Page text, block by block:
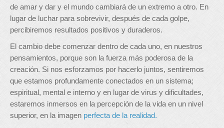
de amar y dar y el mundo cambiará de un extremo a otro. En
lugar de luchar para sobrevivir, después de cada golpe,
percibiremos resultados positivos y duraderos.
El cambio debe comenzar dentro de cada uno, en nuestros
pensamientos, porque son la fuerza más poderosa de la
creación. Si nos esforzamos por hacerlo juntos, sentiremos
que estamos profundamente conectados en un sistema;
espiritual, mental e interno y en lugar de virus y dificultades,
estaremos inmersos en la percepción de la vida en un nivel
superior, en la imagen perfecta de la realidad.